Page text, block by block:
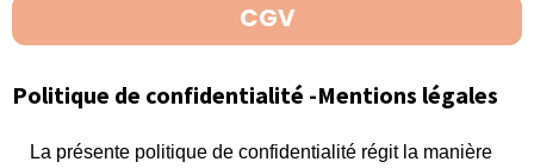
CGV
Politique de confidentialité -Mentions légales
La présente politique de confidentialité régit la manière